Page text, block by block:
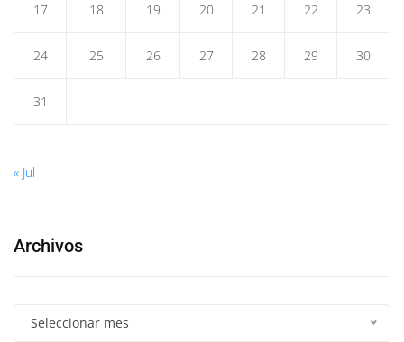
17 18 19 20 21 22 23
24 25 26 27 28 29 30
31
« Jul
Archivos
Seleccionar mes